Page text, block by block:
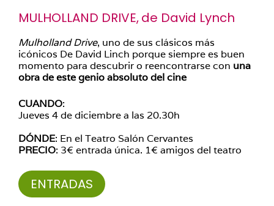
MULHOLLAND DRIVE,de David Lynch
Mulholland Drive, uno de sus clásicos más
icónicos De David Linch porque siempre es buen
momento para descubrir o reencontrarse con una
obra de este genio absoluto del cine
CUANDO:
Jueves 4 de diciembre a las 20.30h
DÓNDE: En el Teatro Salón Cervantes
PRECIO: 3€ entrada única. 1€ amigos del teatro
ENTRADAS